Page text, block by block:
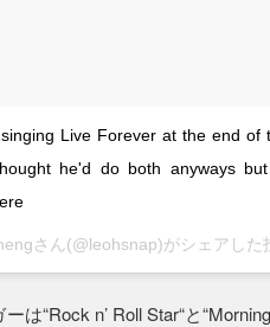
Live Forever at the end
he'd do both anyways
さん(@leohsnap)がシェアした
は“Rock n’ Roll Star“と